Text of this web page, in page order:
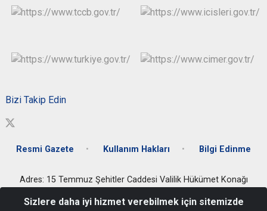
Bizi Takip Edin
Resmi Gazete Kullanım Hakları Bilgi Edinme
Adres: 15 Temmuz Şehitler Caddesi Valilik Hükümet Konağı
Sizlere daha iyi hizmet verebilmek için sitemizde